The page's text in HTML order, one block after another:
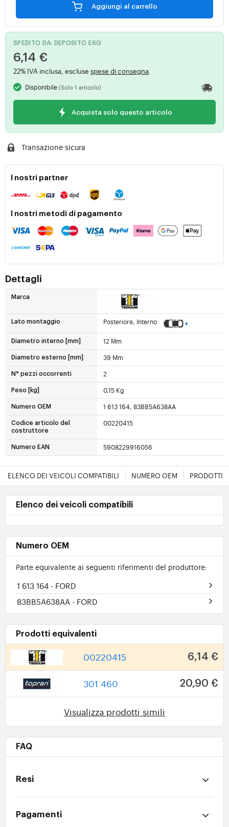
Aggiungi al carrello
SPEDITO DA: DEPOSITO E6G
6,14 €
22% IVA inclusa, escluse spese di consegna
Disponibile(Solo 1 articolo)
Acquista solo questo articolo
Transazione sicura
I nostri partner
I nostri metodi di pagamento
Dettagli
Marca
Lato montaggio Posteriore, Interno
Diametro interno [mm] 12 Mm
Diametro esterno [mm] 39 Mm
N° pezzi occorrenti 2
Peso [kg] 0,15 Kg
Numero OEM 1 613 164, 83BB5A638AA
Codice articolo del
costruttore
00220415
Numero EAN 5908229916056
ELENCO DEI VEICOLI COMPATIBILI NUMERO OEM PRODOTTI
Elenco dei veicoli compatibili
Numero OEM
Parte equivalente ai seguenti riferimenti del produttore:
1 613 164 - FORD
83BB5A638AA - FORD
Prodotti equivalenti
00220415 6,14 €
301 460 20,90 €
Visualizza prodotti simili
FAQ
Resi
Pagamenti